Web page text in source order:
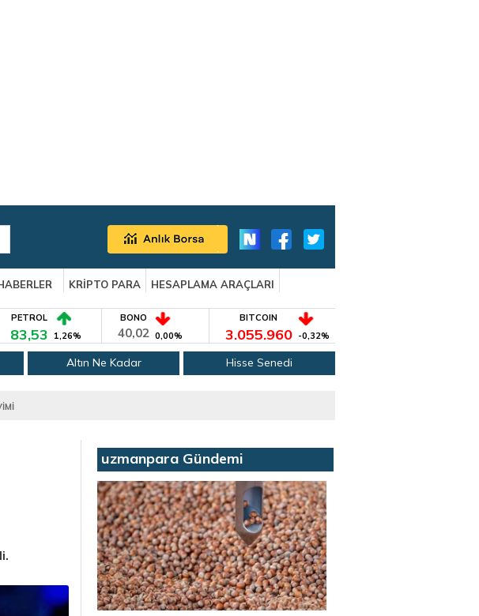
KRİPTO PARA
HESAPLAMA ARAÇLARI
PETROL
83,53 1,26%
BONO
40,02 0,00%
BITCOIN
3.055.960 -0,32%
Altın Ne Kadar Hisse Senedi
uzmanpara Gündemi